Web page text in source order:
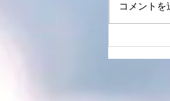
ェンジ
コメント